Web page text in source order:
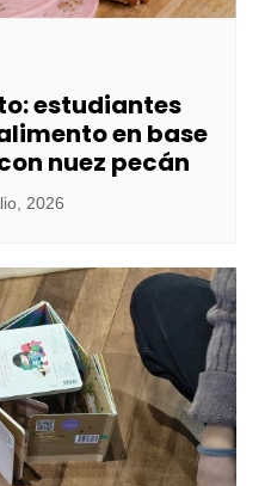
estudiantes
en base
nuez pecán
2026